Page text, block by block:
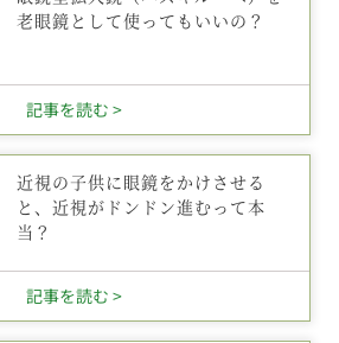
老眼鏡として使ってもいいの？
記事を読む >
近視の子供に眼鏡をかけさせる
と、近視がドンドン進むって本
当？
記事を読む >